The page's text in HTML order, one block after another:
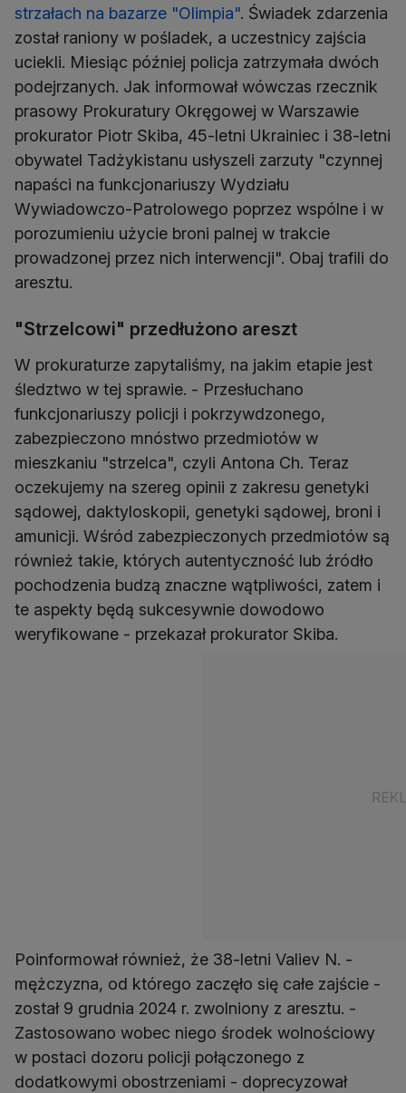
strzałach na bazarze "Olimpia". Świadek zdarzenia
został raniony w pośladek, a uczestnicy zajścia
uciekli. Miesiąc później policja zatrzymała dwóch
podejrzanych. Jak informował wówczas rzecznik
prasowy Prokuratury Okręgowej w Warszawie
prokurator Piotr Skiba, 45-letni Ukrainiec i 38-letni
obywatel Tadżykistanu usłyszeli zarzuty "czynnej
napaści na funkcjonariuszy Wydziału
Wywiadowczo-Patrolowego poprzez wspólne i w
porozumieniu użycie broni palnej w trakcie
prowadzonej przez nich interwencji". Obaj trafili do
aresztu.
"Strzelcowi" przedłużono areszt
W prokuraturze zapytaliśmy, na jakim etapie jest
śledztwo w tej sprawie. - Przesłuchano
funkcjonariuszy policji i pokrzywdzonego,
zabezpieczono mnóstwo przedmiotów w
mieszkaniu "strzelca", czyli Antona Ch. Teraz
oczekujemy na szereg opinii z zakresu genetyki
sądowej, daktyloskopii, genetyki sądowej, broni i
amunicji. Wśród zabezpieczonych przedmiotów są
również takie, których autentyczność lub źródło
pochodzenia budzą znaczne wątpliwości, zatem i
te aspekty będą sukcesywnie dowodowo
weryfikowane - przekazał prokurator Skiba.
Poinformował również, że 38-letni Valiev N. -
mężczyzna, od którego zaczęło się całe zajście -
został 9 grudnia 2024 r. zwolniony z aresztu. -
Zastosowano wobec niego środek wolnościowy
w postaci dozoru policji połączonego z
dodatkowymi obostrzeniami - doprecyzował